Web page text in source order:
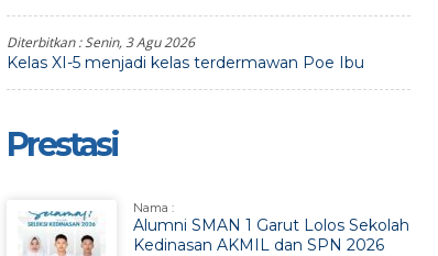
Diterbitkan :Senin, 3 Agu 2026
Kelas XI-5 menjadi kelas terdermawan Poe Ibu
Prestasi
Nama :
Alumni SMAN 1 Garut Lolos Sekolah
Kedinasan AKMIL dan SPN 2026